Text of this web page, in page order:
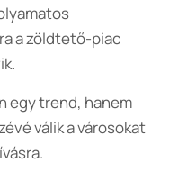
a zöldtető-piac
egy trend, hanem
válik a városokat